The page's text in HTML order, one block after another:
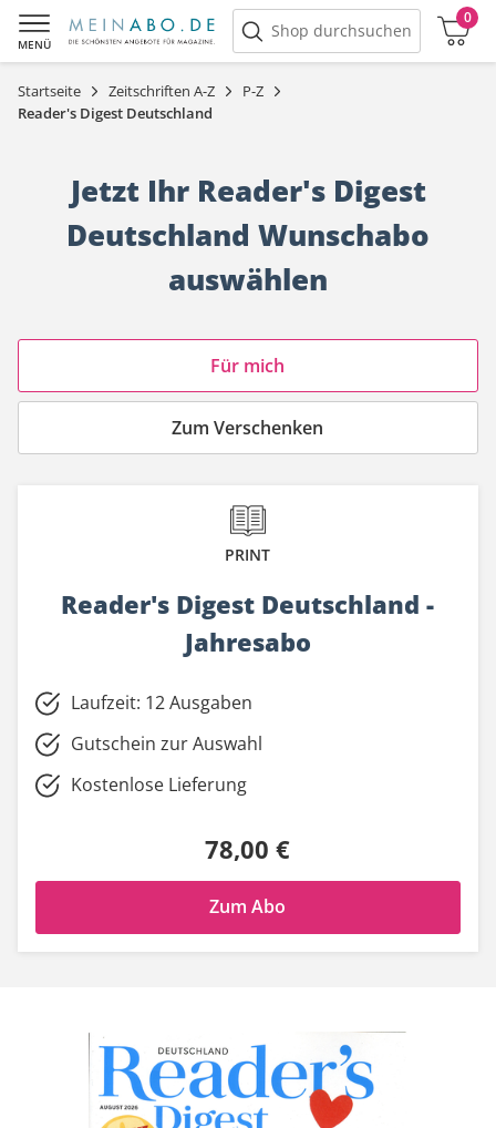
MENÜ
Shop durchsuchen
0
Warenkorb
Startseite Zeitschriften A-Z
P-Z
Reader's Digest Deutschland
Jetzt Ihr Reader's Digest
Deutschland Wunschabo
auswählen
Angebotskategorie
Für mich
Zum Verschenken
PRINT
Reader's Digest Deutschland -
Jahresabo
Laufzeit: 12 Ausgaben
Gutschein zur Auswahl
Kostenlose Lieferung
78,00 €
Zum Abo